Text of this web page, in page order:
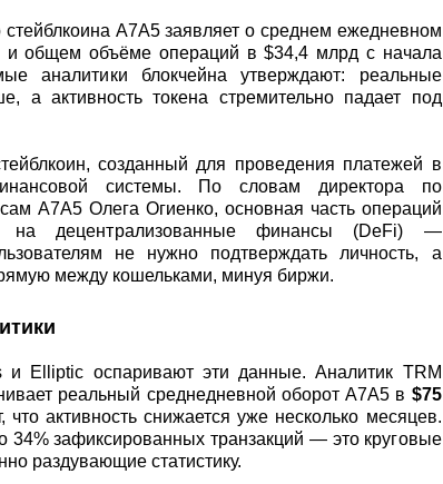
стейблкоина A7A5 заявляет о среднем ежедневном
и общем объёме операций в $34,4 млрд с начала
аналитики блокчейна утверждают: реальные
а активность токена стремительно падает под
созданный для проведения платежей в
системы. По словам директора по
A7A5 Олега Огиенко, основная часть операций
на децентрализованные финансы (DeFi) —
не нужно подтверждать личность, а
между кошельками, минуя биржи.
и Elliptic оспаривают эти данные. Аналитик TRM
реальный среднедневной оборот A7A5 в $75
активность снижается уже несколько месяцев.
34% зафиксированных транзакций — это круговые
раздувающие статистику.